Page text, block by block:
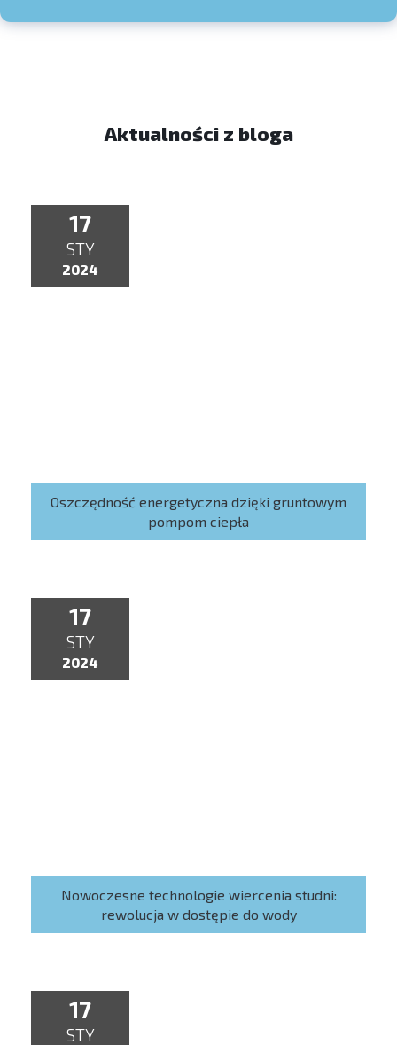
Aktualności z bloga
17
STY
2024
Oszczędność energetyczna dzięki gruntowym
pompom ciepła
17
STY
2024
Nowoczesne technologie wiercenia studni:
rewolucja w dostępie do wody
17
STY